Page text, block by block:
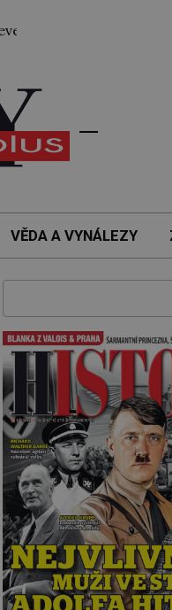
státní ministr pro
VĚDA A VYNÁLEZY